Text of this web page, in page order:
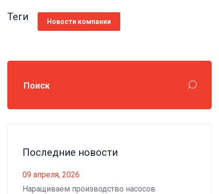
Теги Новости компании
Поиск
Последние новости
09 апреля, 2026
Наращиваем производство насосов